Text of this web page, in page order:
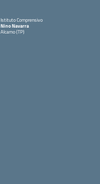
Istituto Comprensivo
Nino Navarra
Alcamo (TP)